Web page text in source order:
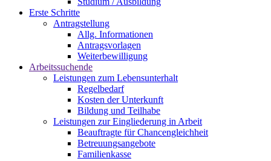
Erste Schritte
Antragstellung
Allg. Informationen
Antragsvorlagen
Weiterbewilligung
Arbeitssuchende
Leistungen zum Lebensunterhalt
Regelbedarf
Kosten der Unterkunft
Bildung und Teilhabe
Leistungen zur Eingliederung in Arbeit
Beauftragte für Chancengleichheit
Betreuungsangebote
Familienkasse